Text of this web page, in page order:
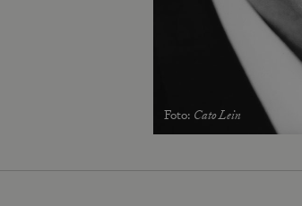
Foto: Cato Lein